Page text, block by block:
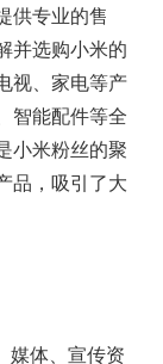
供专业的售
并选购小米的
视、家电等产
智能配件等全
小米粉丝的聚
品，吸引了大
媒体、宣传资